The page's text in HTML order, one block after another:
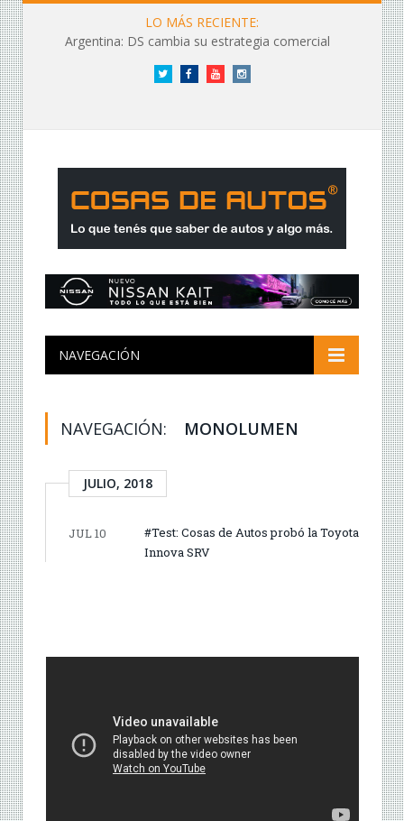
LO MÁS RECIENTE:
Argentina: DS cambia su estrategia comercial
Twitter FacebookYouTubeInstagram
NAVEGACIÓN
NAVEGACIÓN: MONOLUMEN
JULIO, 2018
JUL 10
#Test: Cosas de Autos probó la Toyota
Innova SRV